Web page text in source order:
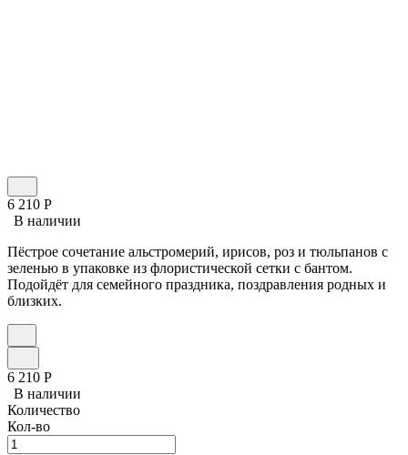
6 210 Р
В наличии
Пёстрое сочетание альстромерий, ирисов, роз и тюльпанов с
зеленью в упаковке из флористической сетки с бантом.
Подойдёт для семейного праздника, поздравления родных и
близких.
6 210 Р
В наличии
Количество
Кол-во